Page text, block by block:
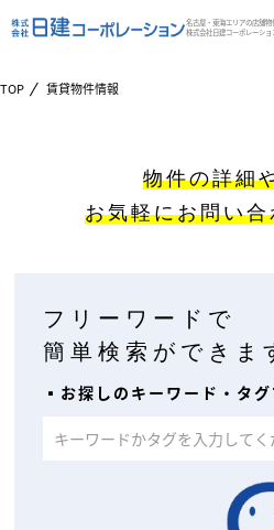
名古屋・東海エリアの店舗
株式会社日建コーポレーショ
TOP 賃貸物件情報
物件の詳細
お気軽にお問い
フリーワードで
簡単検索ができま
▪︎お探しのキーワード・タグ